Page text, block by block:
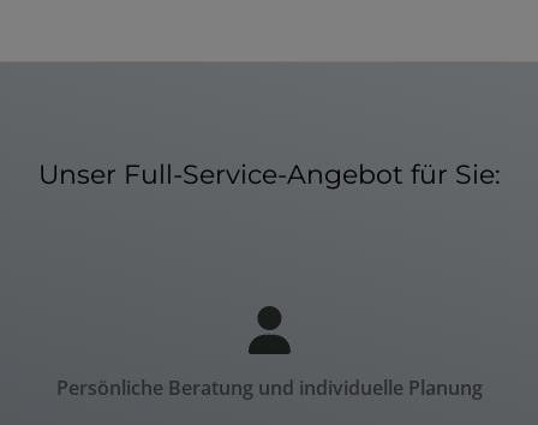
Unser Full-Service-Angebot für Sie:
Persönliche Beratung und individuelle Planung